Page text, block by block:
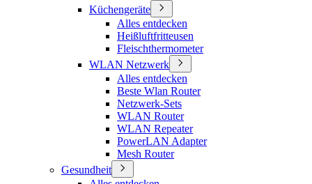
Küchengeräte
Alles entdecken
Heißluftfritteusen
Fleischthermometer
WLAN Netzwerk
Alles entdecken
Beste Wlan Router
Netzwerk-Sets
WLAN Router
WLAN Repeater
PowerLAN Adapter
Mesh Router
Gesundheit